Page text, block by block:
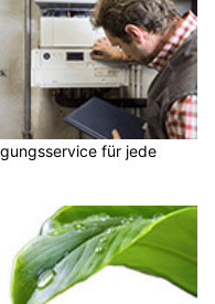
für jede